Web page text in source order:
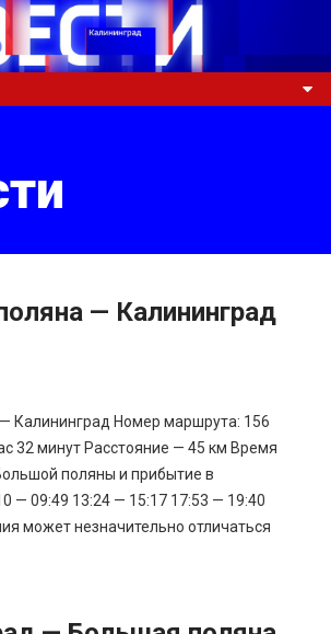
— Калининград
Калининград Номер маршрута: 156
32 минут Расстояние — 45 км Время
поляны и прибытие в
— 09:49 13:24 — 15:17 17:53 — 19:40
может незначительно отличаться